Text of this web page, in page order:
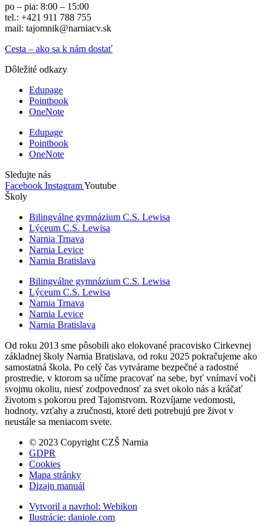
po – pia: 8:00 – 15:00
tel.: +421 911 788 755
mail: tajomnik@narniacv.sk
Cesta – ako sa k nám dostať
Dôležité odkazy
Edupage
Pointbook
OneNote
Edupage
Pointbook
OneNote
Sledujte nás
Facebook InstagramYoutube
Školy
Bilingválne gymnázium C.S. Lewisa
Lýceum C.S. Lewisa
Narnia Trnava
Narnia Levice
Narnia Bratislava
Bilingválne gymnázium C.S. Lewisa
Lýceum C.S. Lewisa
Narnia Trnava
Narnia Levice
Narnia Bratislava
Od roku 2013 sme pôsobili ako elokované pracovisko Cirkevnej
základnej školy Narnia Bratislava, od roku 2025 pokračujeme ako
samostatná škola. Po celý čas vytvárame bezpečné a radostné
prostredie, v ktorom sa učíme pracovať na sebe, byť vnímaví voči
svojmu okoliu, niesť zodpovednosť za svet okolo nás a kráčať
životom s pokorou pred Tajomstvom. Rozvíjame vedomosti,
hodnoty, vzťahy a zručnosti, ktoré deti potrebujú pre život v
neustále sa meniacom svete.
© 2023 Copyright CZŠ Narnia
GDPR
Cookies
Mapa stránky
Dizajn manuál
Vytvoril a navrhol: Webikon
Ilustrácie: daniole.com